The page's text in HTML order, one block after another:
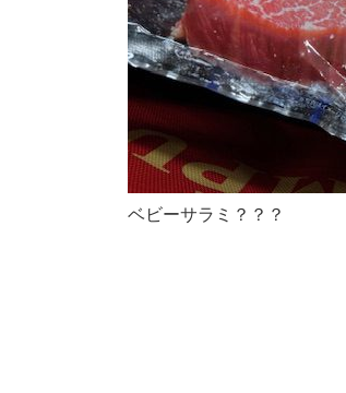
ベビーサラミ？？？